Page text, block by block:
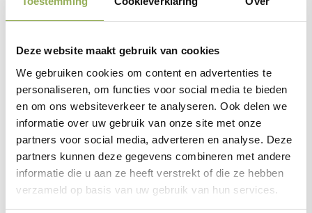
Deze website maakt gebruik van cookies
We gebruiken cookies om content en advertenties te
personaliseren, om functies voor social media te bieden
en om ons websiteverkeer te analyseren. Ook delen we
informatie over uw gebruik van onze site met onze
partners voor social media, adverteren en analyse. Deze
partners kunnen deze gegevens combineren met andere
informatie die u aan ze heeft verstrekt of die ze hebben
verzameld op basis van uw gebruik van hun services.
De oproep wordt gedaan door Vogelbescherming
Nederland, Natuurmonumenten, LandschappenNL, De
Natuur en Milieufederaties, Natuur&Milieu, Transitiecoalitie
Voedsel en IVN Natuureducatie.